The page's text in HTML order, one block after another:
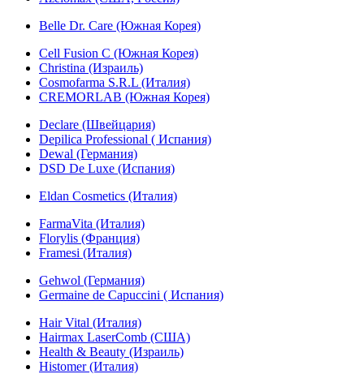
Belle Dr. Care (Южная Корея)
Cell Fusion C (Южная Корея)
Christina (Израиль)
Cosmofarma S.R.L (Италия)
CREMORLAB (Южная Корея)
Declare (Швейцария)
Depilica Professional ( Испания)
Dewal (Германия)
DSD De Luxe (Испания)
Eldan Cosmetics (Италия)
FarmaVita (Италия)
Florylis (Франция)
Framesi (Италия)
Gehwol (Германия)
Germaine de Capuccini ( Испания)
Hair Vital (Италия)
Hairmax LaserComb (США)
Health & Beauty (Израиль)
Histomer (Италия)